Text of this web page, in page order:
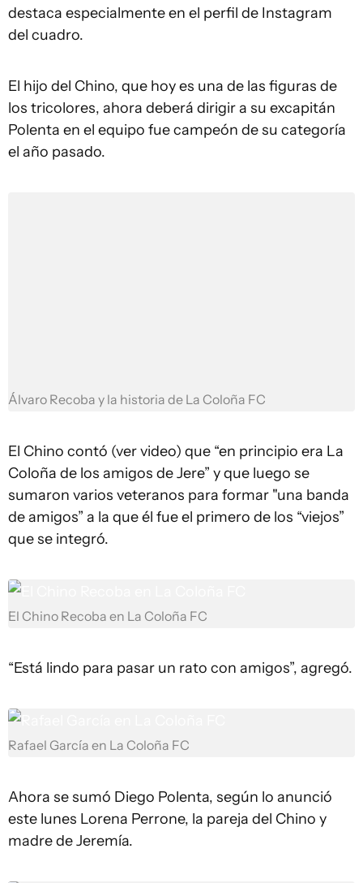
destaca especialmente en el perfil de Instagram
del cuadro.
El hijo del Chino, que hoy es una de las figuras de
los tricolores, ahora deberá dirigir a su excapitán
Polenta en el equipo fue campeón de su categoría
el año pasado.
Álvaro Recoba y la historia de La Coloña FC
El Chino contó (ver video) que “en principio era La
Coloña de los amigos de Jere” y que luego se
sumaron varios veteranos para formar "una banda
de amigos” a la que él fue el primero de los “viejos”
que se integró.
El Chino Recoba en La Coloña FC
“Está lindo para pasar un rato con amigos”, agregó.
Rafael García en La Coloña FC
Ahora se sumó Diego Polenta, según lo anunció
este lunes Lorena Perrone, la pareja del Chino y
madre de Jeremía.